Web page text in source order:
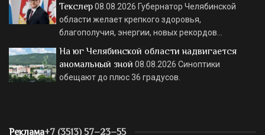
Текслер08.08.2026 Губернатор Челябинской
области желает крепкого здоровья,
благополучия, энергии, новых рекордов…
На юг Челябинской области надвигается
аномальный зной 08.08.2026 Синоптики
обещают до плюс 36 градусов.
Реклама+7 (3513) 57–23–55